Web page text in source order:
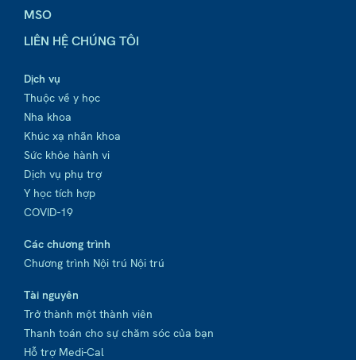
MSO
LIÊN HỆ CHÚNG TÔI
Dịch vụ
Thuộc về y học
Nha khoa
Khúc xạ nhãn khoa
Sức khỏe hành vi
Dịch vụ phụ trợ
Y học tích hợp
COVID-19
Các chương trình
Chương trình Nội trú Nội trú
Tài nguyên
Trở thành một thành viên
Thanh toán cho sự chăm sóc của bạn
Hỗ trợ Medi-Cal